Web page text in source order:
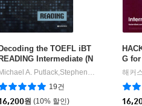
Decoding the TOEFL iBT
READING Intermediate (N
TOEFL Edition)
Michael A. Putlack,Stephen Poirier,Allen C. Jacobs 공저
19건
원 (10% 할인)
G
해커